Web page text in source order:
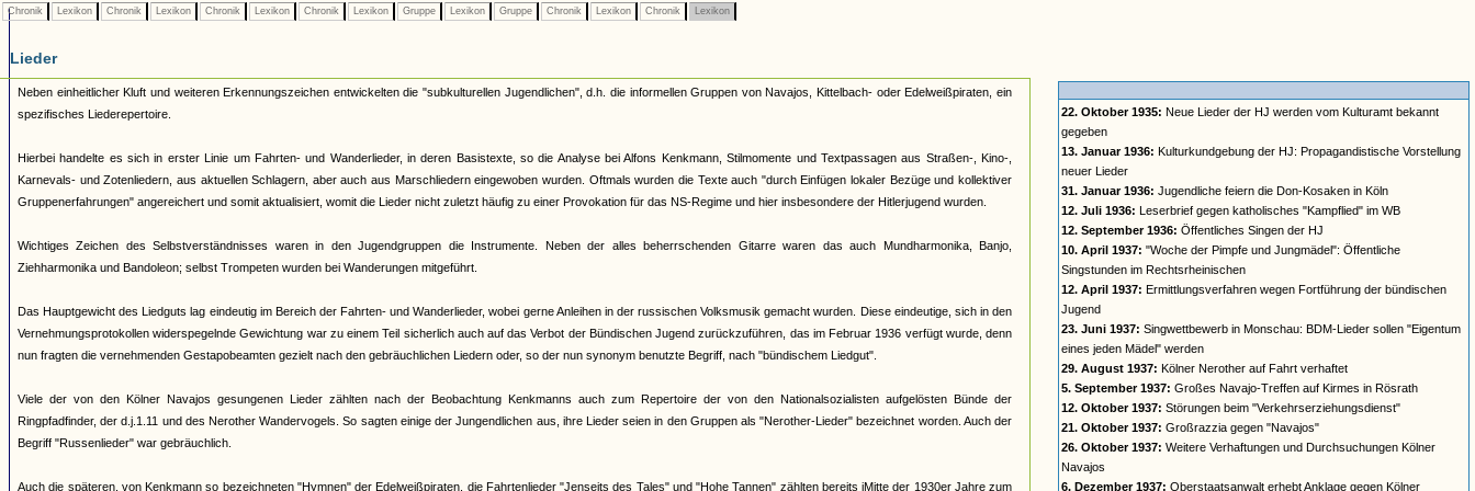
Chronik Lexikon Chronik Lexikon Chronik Lexikon Chronik Lexikon Gruppe Lexikon Gruppe Chronik Lexikon Chronik Lexikon
Lieder
Neben einheitlicher Kluft und weiteren Erkennungszeichen entwickelten die "subkulturellen Jugendlichen", d.h. die informellen Gruppen von Navajos, Kittelbach- oder Edelweißpiraten, ein
spezifisches Liederepertoire.
Hierbei handelte es sich in erster Linie um Fahrten- und Wanderlieder, in deren Basistexte, so die Analyse bei Alfons Kenkmann, Stilmomente und Textpassagen aus Straßen-, Kino-,
Karnevals- und Zotenliedern, aus aktuellen Schlagern, aber auch aus Marschliedern eingewoben wurden. Oftmals wurden die Texte auch "durch Einfügen lokaler Bezüge und kollektiver
Gruppenerfahrungen" angereichert und somit aktualisiert, womit die Lieder nicht zuletzt häufig zu einer Provokation für das NS-Regime und hier insbesondere der Hitlerjugend wurden.
Wichtiges Zeichen des Selbstverständnisses waren in den Jugendgruppen die Instrumente. Neben der alles beherrschenden Gitarre waren das auch Mundharmonika, Banjo,
Ziehharmonika und Bandoleon; selbst Trompeten wurden bei Wanderungen mitgeführt.
Das Hauptgewicht des Liedguts lag eindeutig im Bereich der Fahrten- und Wanderlieder, wobei gerne Anleihen in der russischen Volksmusik gemacht wurden. Diese eindeutige, sich in den
Vernehmungsprotokollen widerspegelnde Gewichtung war zu einem Teil sicherlich auch auf das Verbot der Bündischen Jugend zurückzuführen, das im Februar 1936 verfügt wurde, denn
nun fragten die vernehmenden Gestapobeamten gezielt nach den gebräuchlichen Liedern oder, so der nun synonym benutzte Begriff, nach "bündischem Liedgut".
Viele der von den Kölner Navajos gesungenen Lieder zählten nach der Beobachtung Kenkmanns auch zum Repertoire der von den Nationalsozialisten aufgelösten Bünde der
Ringpfadfinder, der d.j.1.11 und des Nerother Wandervogels. So sagten einige der Jungendlichen aus, ihre Lieder seien in den Gruppen als "Nerother-Lieder" bezeichnet worden. Auch der
Begriff "Russenlieder" war gebräuchlich.
Auch die späteren, von Kenkmann so bezeichneten "Hymnen" der Edelweißpiraten, die Fahrtenlieder "Jenseits des Tales" und "Hohe Tannen" zählten bereits iMitte der 1930er Jahre zum
22. Oktober 1935: Neue Lieder der HJ werden vom Kulturamt bekannt
gegeben
13. Januar 1936: Kulturkundgebung der HJ: Propagandistische Vorstellung
neuer Lieder
31. Januar 1936: Jugendliche feiern die Don-Kosaken in Köln
12. Juli 1936: Leserbrief gegen katholisches "Kampflied" im WB
12. September 1936: Öffentliches Singen der HJ
10. April 1937: "Woche der Pimpfe und Jungmädel": Öffentliche
Singstunden im Rechtsrheinischen
12. April 1937: Ermittlungsverfahren wegen Fortführung der bündischen
Jugend
23. Juni 1937: Singwettbewerb in Monschau: BDM-Lieder sollen "Eigentum
eines jeden Mädel" werden
29. August 1937: Kölner Nerother auf Fahrt verhaftet
5. September 1937: Großes Navajo-Treffen auf Kirmes in Rösrath
12. Oktober 1937: Störungen beim "Verkehrserziehungsdienst"
21. Oktober 1937: Großrazzia gegen "Navajos"
26. Oktober 1937: Weitere Verhaftungen und Durchsuchungen Kölner
Navajos
6. Dezember 1937: Oberstaatsanwalt erhebt Anklage gegen Kölner